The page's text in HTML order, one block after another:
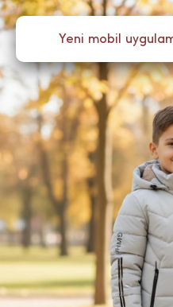
Menü
Yeni mobil